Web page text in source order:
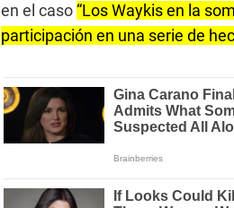
en el caso “Los Waykis en la
participación en una serie de